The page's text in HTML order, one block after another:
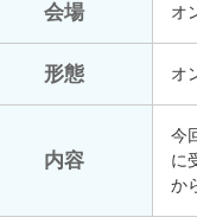
会場 オ
形態 オ
内容
今
に
か